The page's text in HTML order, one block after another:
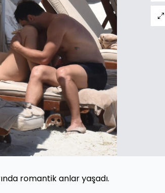
romantik anlar yaşadı.